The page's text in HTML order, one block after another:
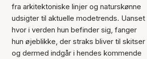
fra arkitektoniske linjer og naturskønne
udsigter til aktuelle modetrends. Uanset
hvor i verden hun befinder sig, fanger
hun øjeblikke, der straks bliver til skitser
og dermed indgår i hendes kommende